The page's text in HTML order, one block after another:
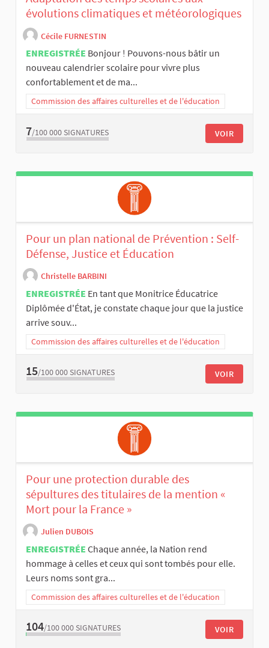
évolutions climatiques et météorologiques
Cécile FURNESTIN
ENREGISTRÉE Bonjour ! Pouvons-nous bâtir un
nouveau calendrier scolaire pour vivre plus
confortablement et de ma...
Commission des affaires culturelles et de l'éducation
7/100 000 SIGNATURES VOIR
Pour un plan national de Prévention : Self-
Défense, Justice et Éducation
Christelle BARBINI
ENREGISTRÉE En tant que Monitrice Éducatrice
Diplômée d'État, je constate chaque jour que la justice
arrive souv...
Commission des affaires culturelles et de l'éducation
15/100 000 SIGNATURES VOIR
Pour une protection durable des
sépultures des titulaires de la mention «
Mort pour la France »
Julien DUBOIS
ENREGISTRÉE Chaque année, la Nation rend
hommage à celles et ceux qui sont tombés pour elle.
Leurs noms sont gra...
Commission des affaires culturelles et de l'éducation
104/100 000 SIGNATURES VOIR